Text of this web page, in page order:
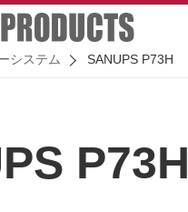
システム SANUPS P73H
P73H